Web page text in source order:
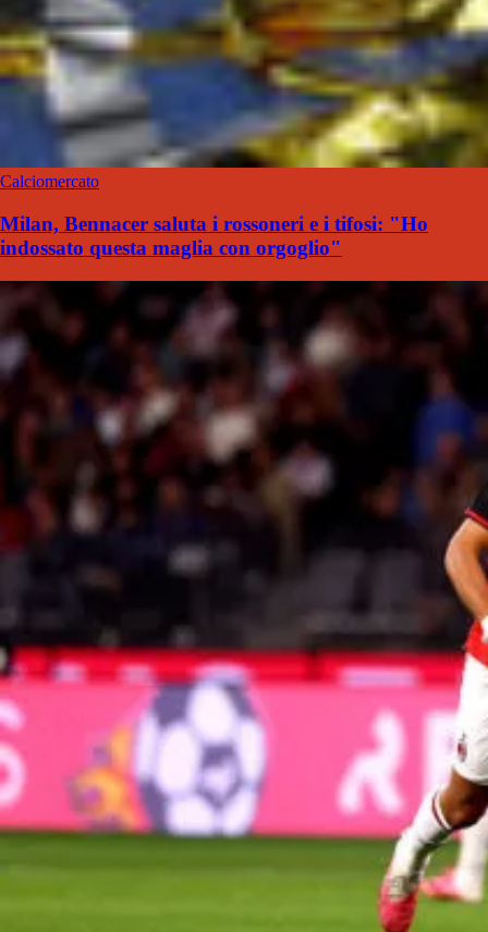
Calciomercato
Milan, Bennacer saluta i rossoneri e i tifosi: "Ho
indossato questa maglia con orgoglio"